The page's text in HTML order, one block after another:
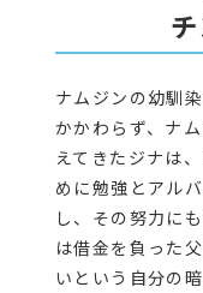
ナムジンの幼馴
かかわらず、ナ
えてきたジナは
めに勉強とアル
し、その努力に
は借金を負った
いという自分の